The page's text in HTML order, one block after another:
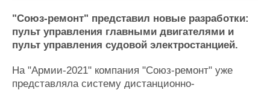
Компании
Репутация
Работа
Крюинг
Журнал
Оборудование
Изделия
Материалы
Услуги
"Союз-ремонт" представил новые разработки:
пульт управления главными двигателями и
пульт управления судовой электростанцией.
На "Армии-2021" компания "Союз-ремонт" уже
представляла систему дистанционно-